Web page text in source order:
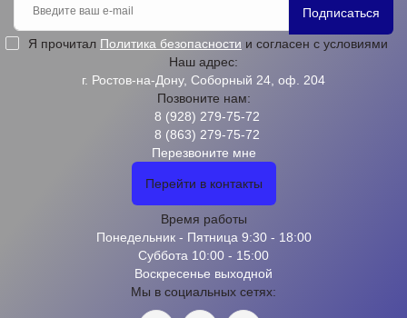
Подписаться
Я прочитал Политика безопасности и согласен с условиями
Наш адрес:
г. Ростов-на-Дону, Соборный 24, оф. 204
Позвоните нам:
8 (928) 279-75-72
8 (863) 279-75-72
Перезвоните мне
Перейти в контакты
Время работы
Понедельник - Пятница 9:30 - 18:00
Суббота 10:00 - 15:00
Воскресенье выходной
Мы в социальных сетях: